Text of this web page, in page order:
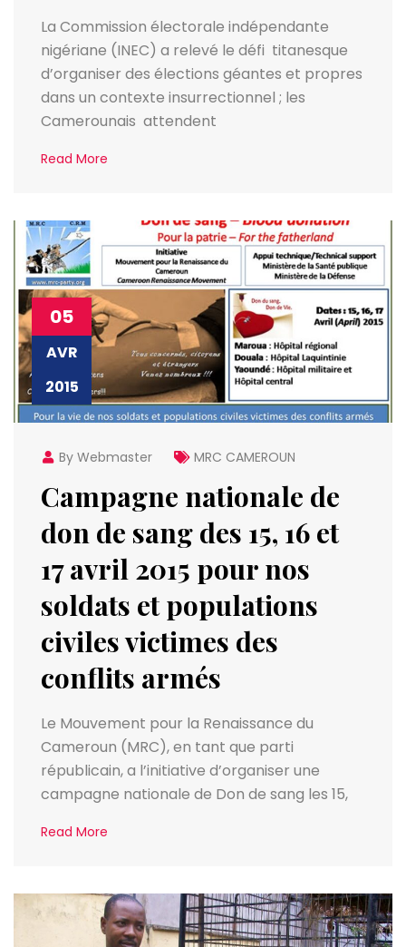
La Commission électorale indépendante
nigériane (INEC) a relevé le défi titanesque
d’organiser des élections géantes et propres
dans un contexte insurrectionnel ; les
Camerounais attendent
Read More
05
AVR
2015
By Webmaster MRC CAMEROUN
Campagne nationale de
don de sang des 15, 16 et
17 avril 2015 pour nos
soldats et populations
civiles victimes des
conflits armés
Le Mouvement pour la Renaissance du
Cameroun (MRC), en tant que parti
républicain, a l’initiative d’organiser une
campagne nationale de Don de sang les 15,
Read More